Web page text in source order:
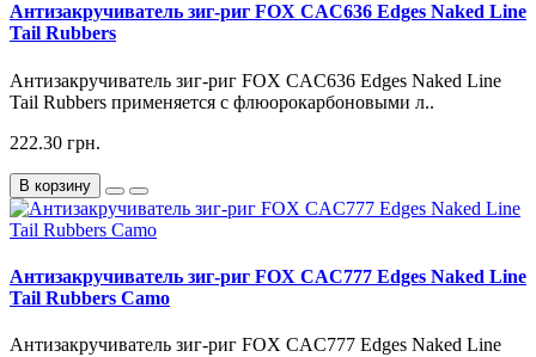
Антизакручиватель зиг-риг FOX CAC636 Edges Naked Line
Tail Rubbers
Антизакручиватель зиг-риг FOX CAC636 Edges Naked Line
Tail Rubbers применяется с флюорокарбоновыми л..
222.30 грн.
В корзину
Антизакручиватель зиг-риг FOX CAC777 Edges Naked Line
Tail Rubbers Camo
Антизакручиватель зиг-риг FOX CAC777 Edges Naked Line